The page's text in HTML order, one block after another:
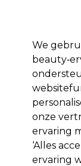
Merken Deals ⭐
Na
We
onze
ervaring
‘Alles
ervaring